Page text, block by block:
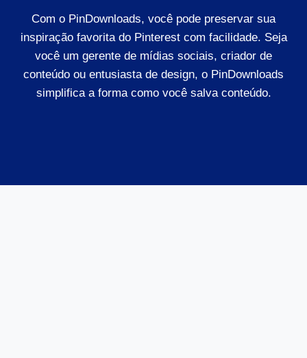
Com o PinDownloads, você pode preservar sua
inspiração favorita do Pinterest com facilidade. Seja
você um gerente de mídias sociais, criador de
conteúdo ou entusiasta de design, o PinDownloads
simplifica a forma como você salva conteúdo.